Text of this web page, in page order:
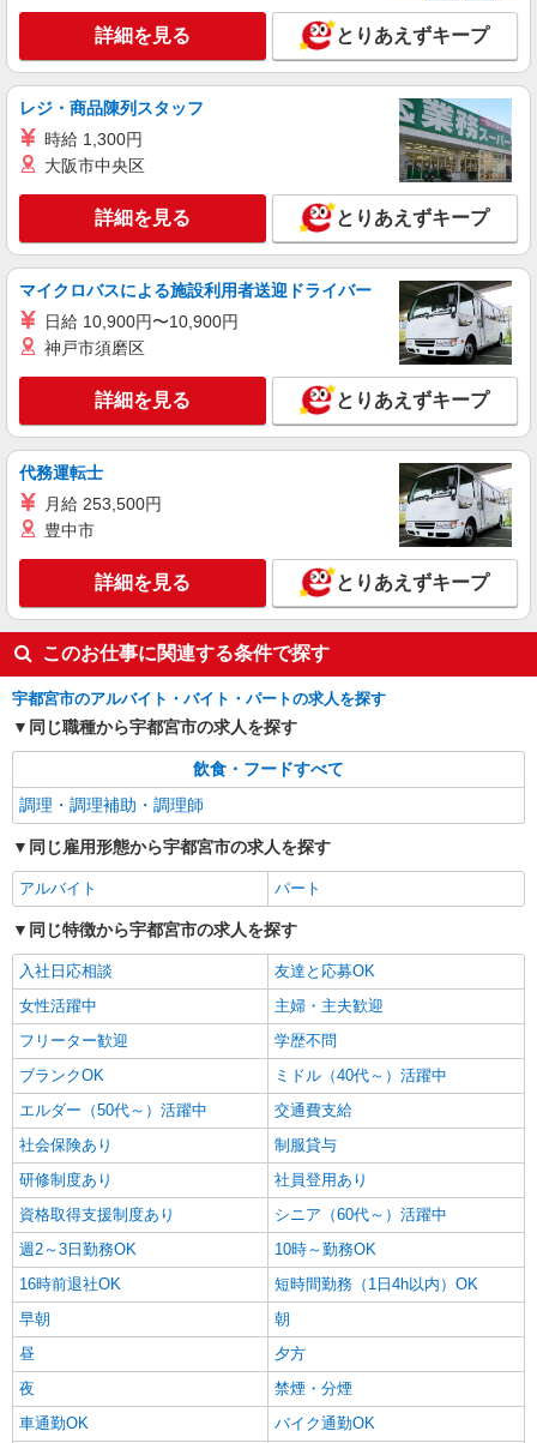
ツクイ・サンフォレスト宇都宮（サービス付き高齢者向け住宅）
サービス付き高齢者向け住宅 調理スタッフ
時給1,068円〜1,370円 ★土日祝日は時給100円
アップ！ ※給与幅は資格・経験等による
栃木県宇都宮市簗瀬4丁目4番7号
キープ 詳細を見る
アルバイト パート
ケンタッキーフライドチキン FKDインターパーク店
カウンター・キッチンスタッフ
栃木県宇都宮市インターパーク6-1-1
キープ 詳細を見る
アルバイト
ケンタッキーフライドチキン 宇都宮アピタ店
時給1070円
栃木県宇都宮市江曽島本町844
キープ
詳細を見る とりあえずキープ
レジ・商品陳列スタッフ
時給 1,300円
大阪市中央区
詳細を見る とりあえずキープ
マイクロバスによる施設利用者送迎ドライバー
日給 10,900円〜10,900円
神戸市須磨区
詳細を見る とりあえずキープ
代務運転士
月給 253,500円
豊中市
詳細を見る とりあえずキープ
このお仕事に関連する条件で探す
宇都宮市のアルバイト・バイト・パートの求人を探す
同じ職種から宇都宮市の求人を探す
飲食・フードすべて
調理・調理補助・調理師
同じ雇用形態から宇都宮市の求人を探す
アルバイト パート
同じ特徴から宇都宮市の求人を探す
入社日応相談
友達と応募OK
女性活躍中
主婦・主夫歓迎
フリーター歓迎
学歴不問
ブランクOK
ミドル（40代～）活躍中
エルダー（50代～）活躍中
交通費支給
社会保険あり
制服貸与
研修制度あり
社員登用あり
資格取得支援制度あり
シニア（60代～）活躍中
週2～3日勤務OK
10時～勤務OK
16時前退社OK
短時間勤務（1日4h以内）OK
早朝
朝
昼
夕方
夜
禁煙・分煙
車通勤OK
バイク通勤OK